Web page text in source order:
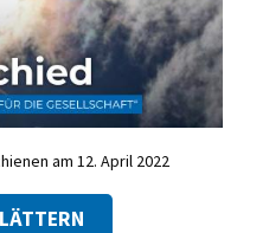
am 12. April 2022